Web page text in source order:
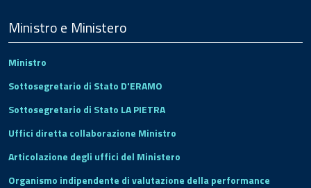
Footer
Ministro e Ministero
Ministro
Sottosegretario di Stato D'ERAMO
Sottosegretario di Stato LA PIETRA
Uffici diretta collaborazione Ministro
Articolazione degli uffici del Ministero
Organismo indipendente di valutazione della performance